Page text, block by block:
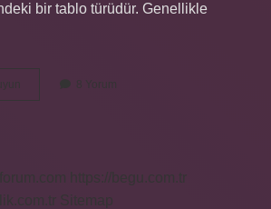
bir tablo türüdür. Genellikle
Tablo
8 Yorum
https://begu.com.tr
Sitemap